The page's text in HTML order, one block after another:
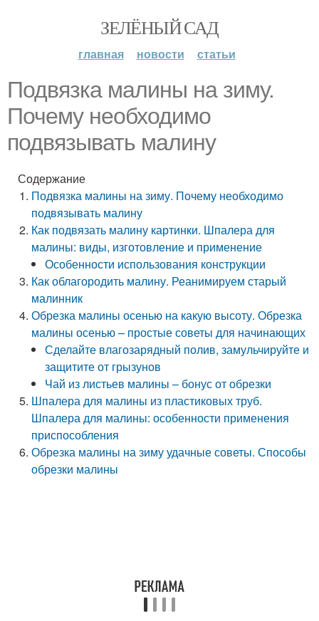
ЗЕЛЁНЫЙ САД
главная новости статьи
Подвязка малины на зиму.
Почему необходимо
подвязывать малину
Содержание
Подвязка малины на зиму. Почему необходимо
подвязывать малину
Как подвязать малину картинки. Шпалера для
малины: виды, изготовление и применение
Особенности использования конструкции
Как облагородить малину. Реанимируем старый
малинник
Обрезка малины осенью на какую высоту. Обрезка
малины осенью – простые советы для начинающих
Сделайте влагозарядный полив, замульчируйте и
защитите от грызунов
Чай из листьев малины – бонус от обрезки
Шпалера для малины из пластиковых труб.
Шпалера для малины: особенности применения
приспособления
Обрезка малины на зиму удачные советы. Способы
обрезки малины